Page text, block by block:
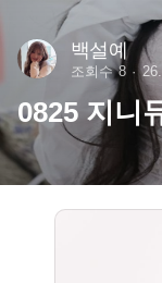
백설예
조회수 8
0825 지니